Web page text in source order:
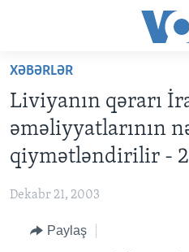
Skip
main
content
Skip
main
PROQRAMLAR
AMERIKA İCMALI
FAKTLAR NƏ DEYIR?
AZƏRBAYCAN
UKRAYNA BÖHRANI
İSRAIL-HƏMAS MÜNAQIŞƏSI
ABŞ
ABŞ SEÇKILƏRI 2024
İRAN AZƏRBAYCANI
XƏBƏRLƏR
Liviyanın qərarı
əməliyyatlarının
qiymətləndirilir -
Dekabr 21, 2003
Paylaş